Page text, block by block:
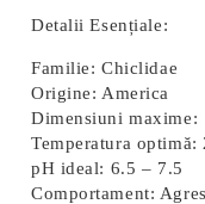
Detalii Esențiale:
Familie: Chiclidae
Origine: America
Dimensiuni maxime:
Temperatura optimă:
pH ideal: 6.5 – 7.5
Comportament: